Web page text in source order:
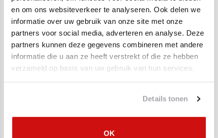
en om ons websiteverkeer te analyseren. Ook delen we
informatie over uw gebruik van onze site met onze
partners voor social media, adverteren en analyse. Deze
partners kunnen deze gegevens combineren met andere
informatie die u aan ze heeft verstrekt of die ze hebben
verzameld op basis van uw gebruik van hun services.
Details tonen
OK
Complete uitlaat +
katalysator Opel Astra
G 1.4 - 1.6
Complete uitlaat +
Katalysator Opel Astra
G